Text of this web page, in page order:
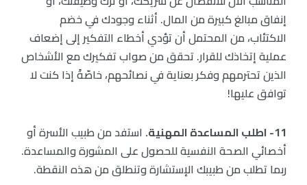
إنفاق مبالغ كبيرة من المال. أثناء وجودك في خضم
الاكتئاب، من المحتمل أن تؤدي أخطاء التفكير إلى إضعاف
عملية إتخاذك للقرار. تحقق من صواب تفكيرك مع الأشخاص
الذين تحترمهم وفكر بعناية في نصائحهم، خاصّةً إذا كنت لا
توافق عليها!
11- اطلب المساعدة المهنية.
استفد من طبيب الأسرة أو
أخصائي الصحة النفسية للحصول على المشورة والمساعدة.
ربما تطلب من طبيبك الإستشارة وتنطلق من هذه النقطة.